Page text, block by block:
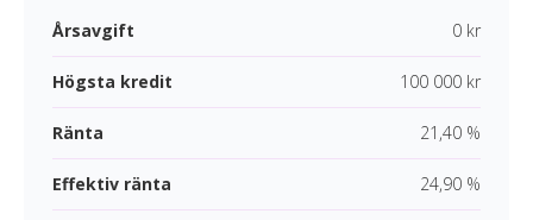
Årsavgift 0 kr
Högsta kredit 100 000 kr
Ränta 21,40 %
Effektiv ränta 24,90 %